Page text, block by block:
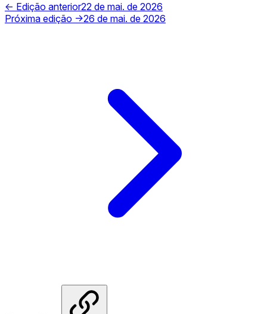
← Edição anterior22 de mai. de 2026
Próxima edição →26 de mai. de 2026